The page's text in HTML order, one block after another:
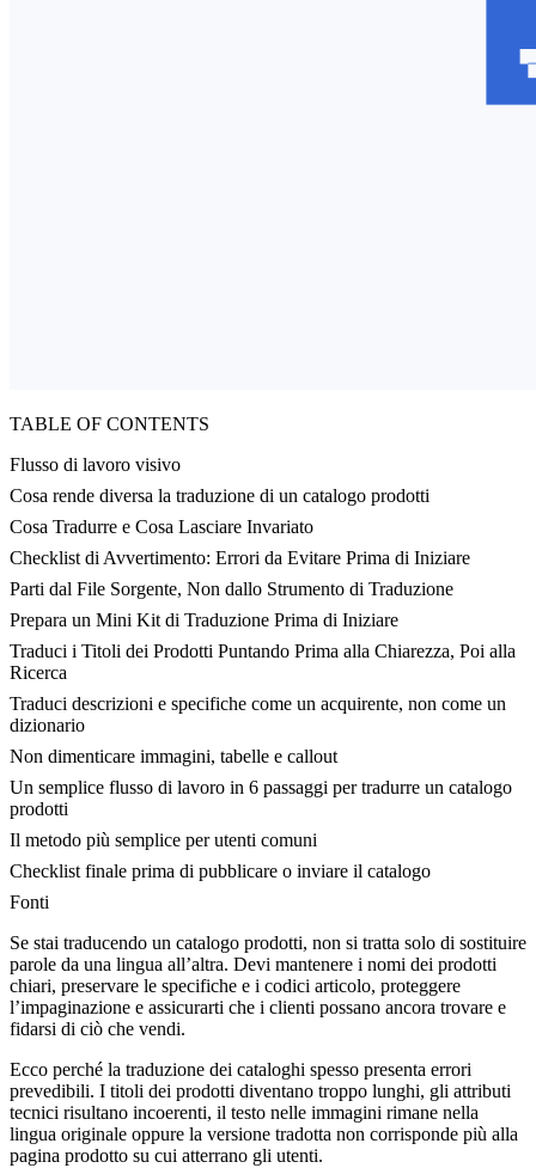
TABLE OF CONTENTS
Flusso di lavoro visivo
Cosa rende diversa la traduzione di un catalogo prodotti
Cosa Tradurre e Cosa Lasciare Invariato
Checklist di Avvertimento: Errori da Evitare Prima di Iniziare
Parti dal File Sorgente, Non dallo Strumento di Traduzione
Prepara un Mini Kit di Traduzione Prima di Iniziare
Traduci i Titoli dei Prodotti Puntando Prima alla Chiarezza, Poi alla
Ricerca
Traduci descrizioni e specifiche come un acquirente, non come un
dizionario
Non dimenticare immagini, tabelle e callout
Un semplice flusso di lavoro in 6 passaggi per tradurre un catalogo
prodotti
Il metodo più semplice per utenti comuni
Checklist finale prima di pubblicare o inviare il catalogo
Fonti
Se stai traducendo un catalogo prodotti, non si tratta solo di sostituire
parole da una lingua all’altra. Devi mantenere i nomi dei prodotti
chiari, preservare le specifiche e i codici articolo, proteggere
l’impaginazione e assicurarti che i clienti possano ancora trovare e
fidarsi di ciò che vendi.
Ecco perché la traduzione dei cataloghi spesso presenta errori
prevedibili. I titoli dei prodotti diventano troppo lunghi, gli attributi
tecnici risultano incoerenti, il testo nelle immagini rimane nella
lingua originale oppure la versione tradotta non corrisponde più alla
pagina prodotto su cui atterrano gli utenti.